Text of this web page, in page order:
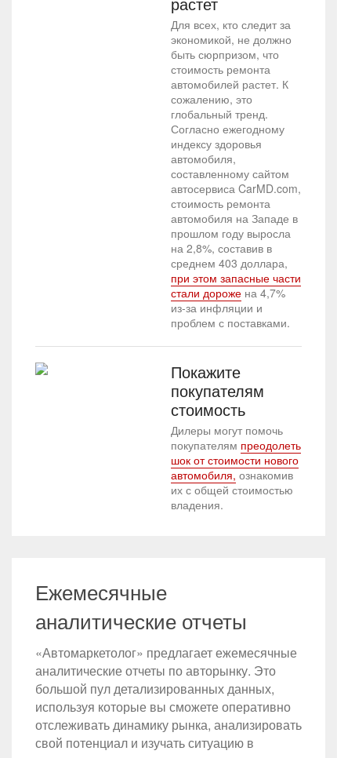
Для всех, кто следит за
экономикой, не должно
быть сюрпризом, что
стоимость ремонта
автомобилей растет. К
сожалению, это
глобальный тренд.
Согласно ежегодному
индексу здоровья
автомобиля,
составленному сайтом
автосервиса CarMD.com,
стоимость ремонта
автомобиля на Западе в
прошлом году выросла
на 2,8%, составив в
среднем 403 доллара,
при этом запасные части
стали дороже на 4,7%
из-за инфляции и
проблем с поставками.
Покажите
покупателям
стоимость
Дилеры могут помочь
покупателям преодолеть
шок от стоимости нового
автомобиля, ознакомив
их с общей стоимостью
владения.
Ежемесячные
аналитические отчеты
«Автомаркетолог» предлагает ежемесячные
аналитические отчеты по авторынку. Это
большой пул детализированных данных,
используя которые вы сможете оперативно
отслеживать динамику рынка, анализировать
свой потенциал и изучать ситуацию в